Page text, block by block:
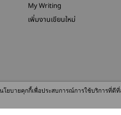
My Writing
เพิ่มงานเขียนใหม่
© 2026
This site is protected by
โยบายคุกกี้เพื่อประสบการณ์การใช้บริการ